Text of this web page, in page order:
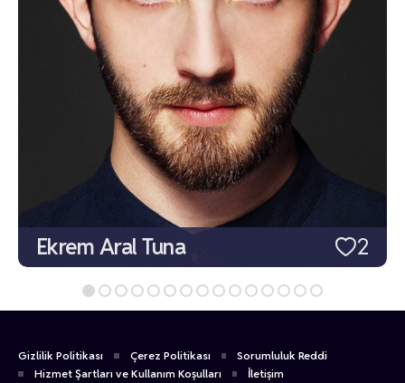
2
Ekrem Aral Tuna
Gizlilik Politikası Çerez Politikası
Sorumluluk Reddi
Hizmet Şartları ve Kullanım Koşulları
İletişim